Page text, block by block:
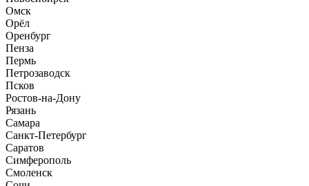
Омск
Орёл
Оренбург
Пенза
Пермь
Петрозаводск
Псков
Ростов-на-Дону
Рязань
Самара
Санкт-Петербург
Саратов
Симферополь
Смоленск